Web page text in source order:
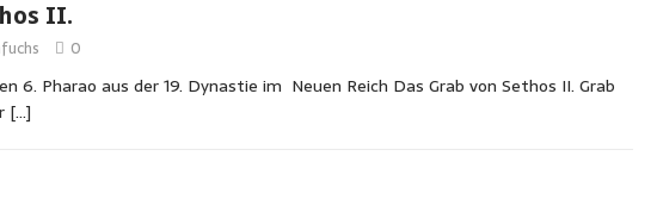
II.
0
6. Pharao aus der 19. Dynastie im Neuen Reich Das Grab von Sethos II. Grab
[…]